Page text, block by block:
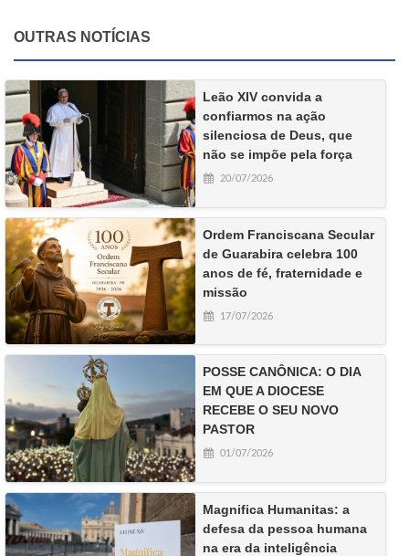
OUTRAS NOTÍCIAS
Leão XIV convida a
confiarmos na ação
silenciosa de Deus, que
não se impõe pela força
20/07/2026
Ordem Franciscana Secular
de Guarabira celebra 100
anos de fé, fraternidade e
missão
17/07/2026
POSSE CANÔNICA: O DIA
EM QUE A DIOCESE
RECEBE O SEU NOVO
PASTOR
01/07/2026
Magnifica Humanitas: a
defesa da pessoa humana
na era da inteligência